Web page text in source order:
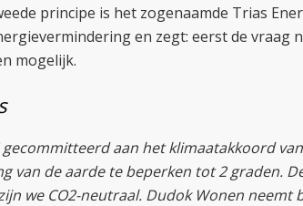
principe is het zogenaamde Trias
en zegt: eerst de vraag
mogelijk.
aan het klimaatakkoord
van de aarde te beperken tot 2 graden.
we CO2-neutraal. Dudok Wonen neemt